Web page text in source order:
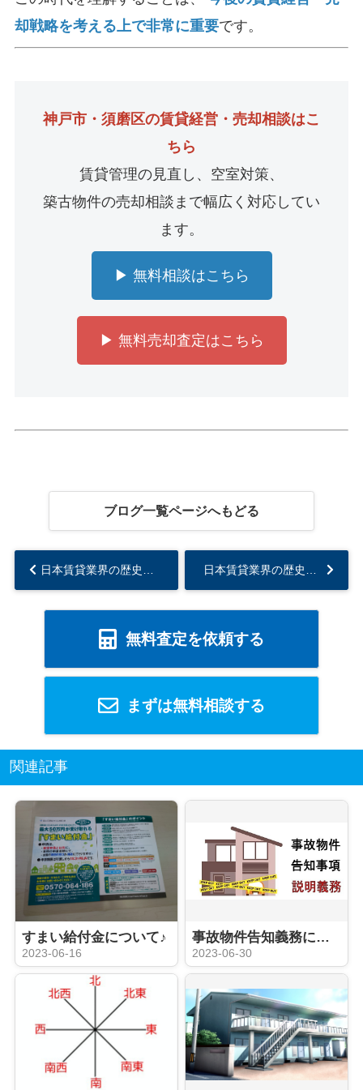
却戦略を考える上で非常に重要です。
神戸市・須磨区の賃貸経営・売却相談はこ
ちら
賃貸管理の見直し、空室対策、
築古物件の売却相談まで幅広く対応してい
ます。
▶ 無料相談はこちら
▶ 無料売却査定はこちら
ブログ一覧ページへもどる
無料査定を依頼する
まずは無料相談する
関連記事
すまい給付金について♪
2023-06-16
事故物件告知義務について、、、！
2023-06-30